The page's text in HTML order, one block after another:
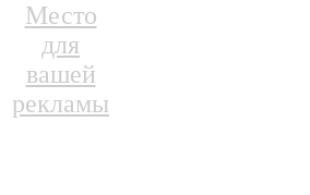
Место
для
вашей
рекламы